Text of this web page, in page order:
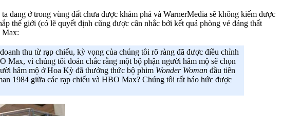
đang ở trong vùng đất chưa được khám phá và WarnerMedia sẽ không kiếm được
thế giới (có lẽ quyết định cũng được cân nhắc bởi kết quả phòng vé đáng thất
Max:
thu từ rạp chiếu, kỳ vọng của chúng tôi rõ ràng đã được điều chỉnh
vì chúng tôi đoán chắc rằng một bộ phận người hâm mộ sẽ chọn
hâm mộ ở Hoa Kỳ đã thưởng thức bộ phim Wonder Womanđầu tiên
1984 giữa các rạp chiếu và HBO Max? Chúng tôi rất háo hức được